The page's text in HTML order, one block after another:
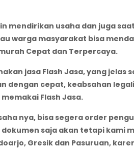
mendirikan usaha dan juga
warga masyarakat bisa
Cepat dan Terpercaya.
jasa Flash Jasa, yang jelas
dengan cepat, keabsahan
Flash Jasa.
nya, bisa segera order
saja akan tetapi kami
Gresik dan Pasuruan,